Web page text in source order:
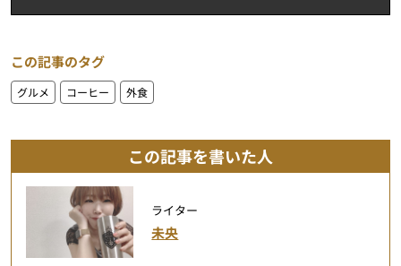
この記事のタグ
グルメ コーヒー 外食
この記事を書いた人
ライター
未央